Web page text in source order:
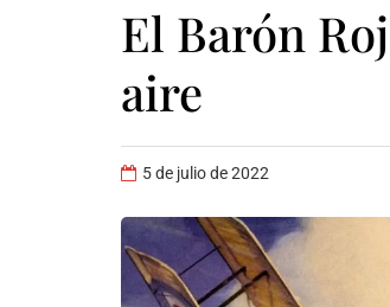
El Barón
aire
5 de julio de 2022